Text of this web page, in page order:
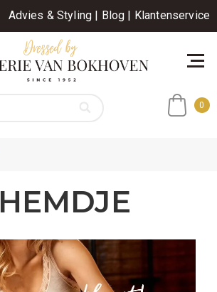
Advies & Styling | Blog | Klantenservice
0
HEMDJE